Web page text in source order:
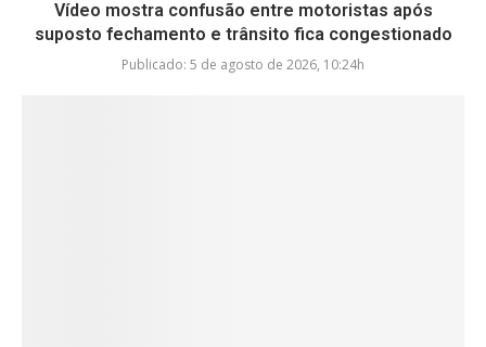
Vídeo mostra confusão entre motoristas após
suposto fechamento e trânsito fica congestionado
Publicado: 5 de agosto de 2026, 10:24h